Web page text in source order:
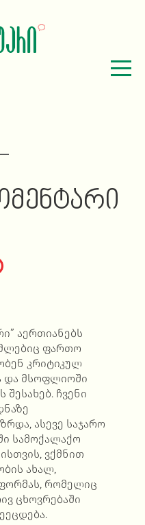
აერთიანებს
ფართო
კრიტიკულ
და მსოფლიოში
შესახებ. ჩვენი
ასევე საჯარო
სამოქალაქო
ვქმნით
ახალ,
რომელიც
ცხოვრებაში